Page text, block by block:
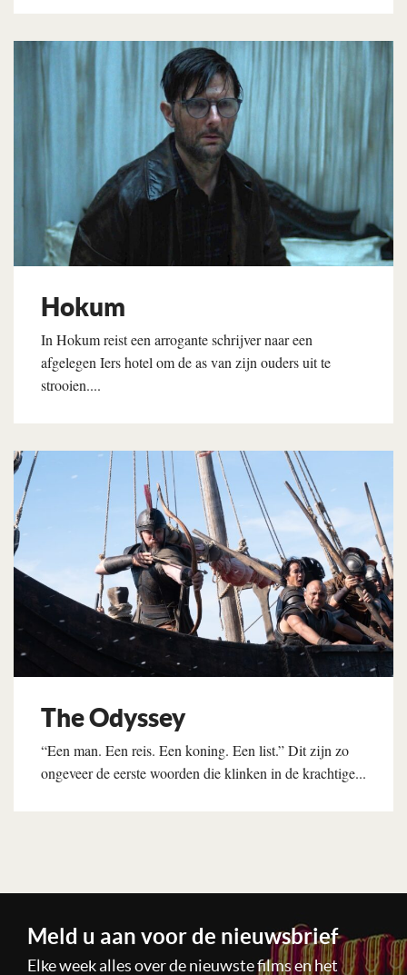
Lees verder
Hokum
In Hokum reist een arrogante schrijver naar een
afgelegen Iers hotel om de as van zijn ouders uit te
strooien....
Lees verder
The Odyssey
“Een man. Een reis. Een koning. Een list.” Dit zijn zo
ongeveer de eerste woorden die klinken in de krachtige...
Meld u aan voor de nieuwsbrief
Elke week alles over de nieuwste films en het